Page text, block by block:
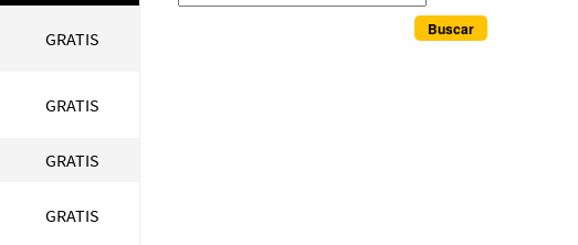
GRATIS
GRATIS
GRATIS
GRATIS